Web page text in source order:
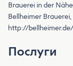
Brauerei in der
Bellheimer
http://bellheimer.de/
Послуги